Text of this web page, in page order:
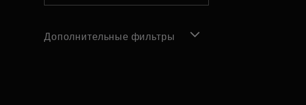
Дополнительные фильтры